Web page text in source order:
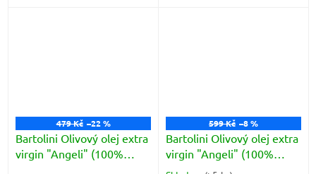
479 Kč –22 %
Bartolini Olivový olej extra
virgin "Angeli" (100%
599 Kč –8 %
Bartolini Olivový olej extra
virgin "Angeli" (100%
Italiano) - za studena